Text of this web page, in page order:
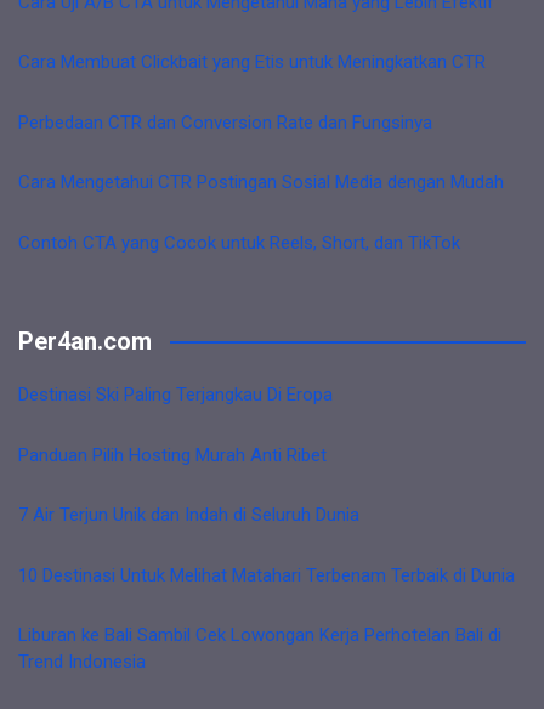
Cara Membuat Clickbait yang Etis untuk Meningkatkan CTR
Perbedaan CTR dan Conversion Rate dan Fungsinya
Cara Mengetahui CTR Postingan Sosial Media dengan Mudah
Contoh CTA yang Cocok untuk Reels, Short, dan TikTok
Per4an.com
Destinasi Ski Paling Terjangkau Di Eropa
Panduan Pilih Hosting Murah Anti Ribet
7 Air Terjun Unik dan Indah di Seluruh Dunia
10 Destinasi Untuk Melihat Matahari Terbenam Terbaik di Dunia
Liburan ke Bali Sambil Cek Lowongan Kerja Perhotelan Bali di
Trend Indonesia